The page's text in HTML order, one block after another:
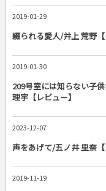
2019-01-29
綴られる愛人/井上 荒野【
2019-01-30
209号室には知らない子
理宇【レビュー】
2023-12-07
声をあげて/五ノ井 里奈【
2019-11-19